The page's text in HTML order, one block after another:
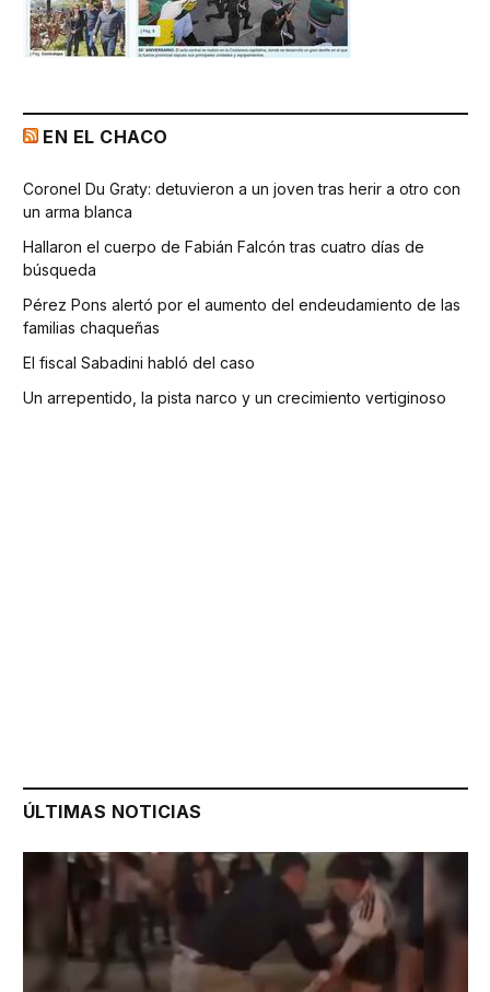
EN EL CHACO
Coronel Du Graty: detuvieron a un joven tras herir a otro con
un arma blanca
Hallaron el cuerpo de Fabián Falcón tras cuatro días de
búsqueda
Pérez Pons alertó por el aumento del endeudamiento de las
familias chaqueñas
El fiscal Sabadini habló del caso
Un arrepentido, la pista narco y un crecimiento vertiginoso
ÚLTIMAS NOTICIAS